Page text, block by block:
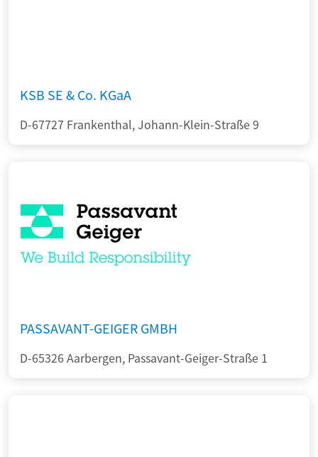
KSB SE & Co. KGaA
D-67727 Frankenthal, Johann-Klein-Straße 9
PASSAVANT-GEIGER GMBH
D-65326 Aarbergen, Passavant-Geiger-Straße 1